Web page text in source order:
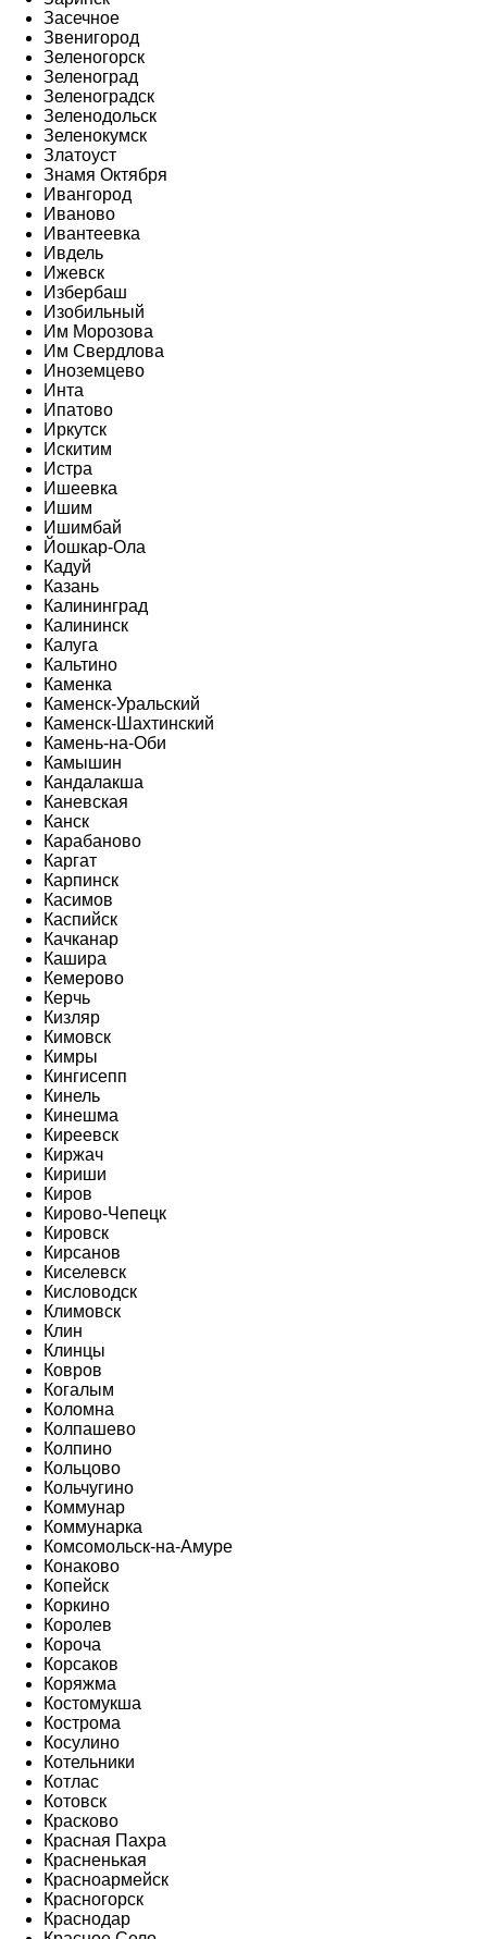
Засечное
Звенигород
Зеленогорск
Зеленоград
Зеленоградск
Зеленодольск
Зеленокумск
Златоуст
Знамя Октября
Ивангород
Иваново
Ивантеевка
Ивдель
Ижевск
Избербаш
Изобильный
Им Морозова
Им Свердлова
Иноземцево
Инта
Ипатово
Иркутск
Искитим
Истра
Ишеевка
Ишим
Ишимбай
Йошкар-Ола
Кадуй
Казань
Калининград
Калининск
Калуга
Кальтино
Каменка
Каменск-Уральский
Каменск-Шахтинский
Камень-на-Оби
Камышин
Кандалакша
Каневская
Канск
Карабаново
Каргат
Карпинск
Касимов
Каспийск
Качканар
Кашира
Кемерово
Керчь
Кизляр
Кимовск
Кимры
Кингисепп
Кинель
Кинешма
Киреевск
Киржач
Кириши
Киров
Кирово-Чепецк
Кировск
Кирсанов
Киселевск
Кисловодск
Климовск
Клин
Клинцы
Ковров
Когалым
Коломна
Колпашево
Колпино
Кольцово
Кольчугино
Коммунар
Коммунарка
Комсомольск-на-Амуре
Конаково
Копейск
Коркино
Королев
Короча
Корсаков
Коряжма
Костомукша
Кострома
Косулино
Котельники
Котлас
Котовск
Красково
Красная Пахра
Красненькая
Красноармейск
Красногорск
Краснодар